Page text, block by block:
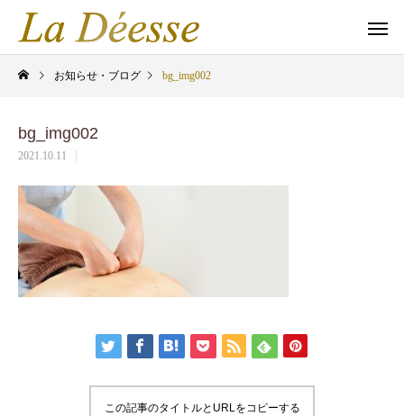
お知らせ・ブログ bg_img002
bg_img002
2021.10.11
この記事のタイトルとURLをコピーする